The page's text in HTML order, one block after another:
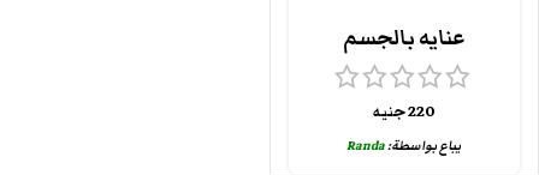
عنايه بالجسم
220جنيه
يباع بواسطة:Randa